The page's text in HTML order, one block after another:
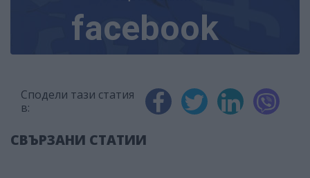
facebook
Сподели тази статия
в:
СВЪРЗАНИ СТАТИИ